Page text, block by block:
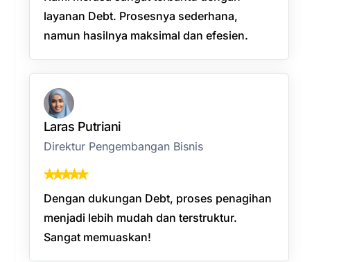
layanan Debt. Prosesnya sederhana,
namun hasilnya maksimal dan efesien.
Laras Putriani
Direktur Pengembangan Bisnis
Dengan dukungan Debt, proses penagihan
menjadi lebih mudah dan terstruktur.
Sangat memuaskan!